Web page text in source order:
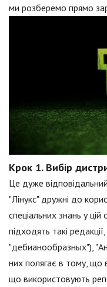
ми розберемо прямо
Крок 1. Вибір
Це дуже
"Лінукс" дружні до
спеціальних знань у
підходять такі
"дебианообразных"),
них полягає в тому, що
що використовують